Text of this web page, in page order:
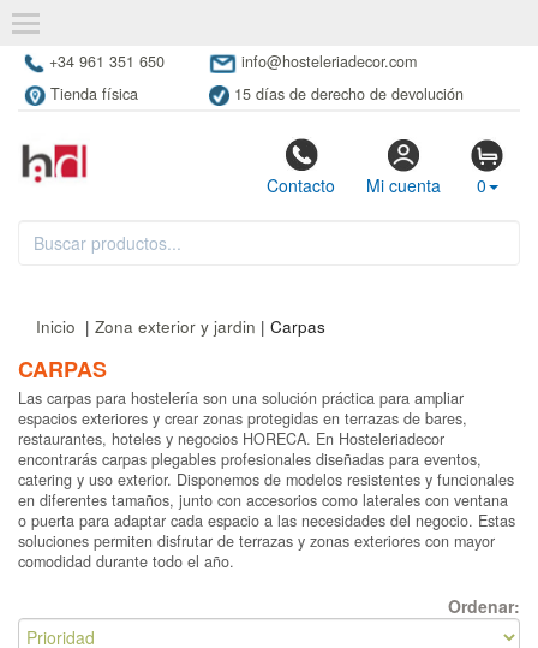
+34 961 351 650
info@hosteleriadecor.com
Tienda física
15 días de derecho de devolución
Contacto Mi cuenta 0
Inicio | Zona exterior y jardin | Carpas
CARPAS
Las carpas para hostelería son una solución práctica para ampliar
espacios exteriores y crear zonas protegidas en terrazas de bares,
restaurantes, hoteles y negocios HORECA. En Hosteleriadecor
encontrarás carpas plegables profesionales diseñadas para eventos,
catering y uso exterior. Disponemos de modelos resistentes y funcionales
en diferentes tamaños, junto con accesorios como laterales con ventana
o puerta para adaptar cada espacio a las necesidades del negocio. Estas
soluciones permiten disfrutar de terrazas y zonas exteriores con mayor
comodidad durante todo el año.
Ordenar: